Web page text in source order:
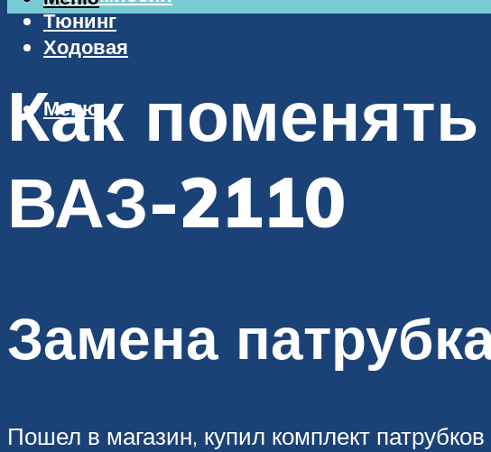
Тюнинг
Ходовая
Меню
Как
ВАЗ-2110
Замена
Пошел в магазин, купил комплект